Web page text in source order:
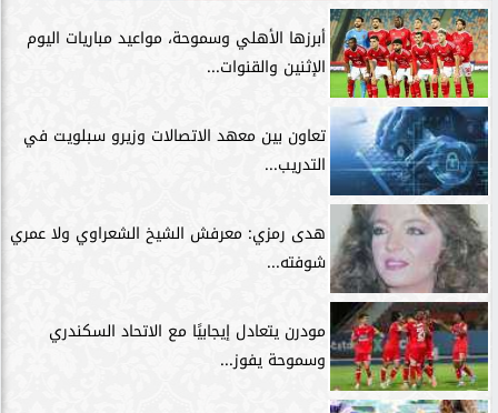
أبرزها الأهلي وسموحة، مواعيد مباريات اليوم
الإثنين والقنوات...
تعاون بين معهد الاتصالات وزيرو سبلويت في
التدريب...
هدى رمزي: معرفش الشيخ الشعراوي ولا عمري
شوفته...
مودرن يتعادل إيجابيًا مع الاتحاد السكندري
وسموحة يفوز...